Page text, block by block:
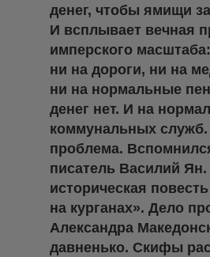
денег, чтобы ямищи
И всплывает вечная
имперского
ни на дороги, ни на
ни на нормальные
денег нет. И на
коммунальных служб.
проблема.
писатель Василий Ян.
историческая
на курганах». Дело
Александра
давненько. Скифы